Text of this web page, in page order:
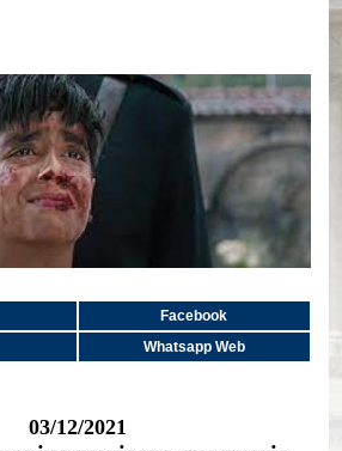
Facebook
Whatsapp Web
03/12/2021